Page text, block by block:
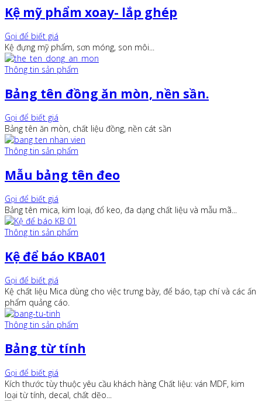
Kệ mỹ phẩm xoay- lắp ghép
Gọi để biết giá
Kệ đựng mỹ phẩm, sơn móng, son môi...
Thông tin sản phẩm
Bảng tên đồng ăn mòn, nền sần.
Gọi để biết giá
Bảng tên ăn mòn, chất liệu đồng, nền cát sần
Thông tin sản phẩm
Mẫu bảng tên đeo
Gọi để biết giá
Bảng tên mica, kim loại, đổ keo, đa dạng chất liệu và mẫu mã...
Thông tin sản phẩm
Kệ để báo KBA01
Gọi để biết giá
Kệ chất liệu Mica dùng cho việc trưng bày, để báo, tạp chí và các ấn
phẩm quảng cáo.
Thông tin sản phẩm
Bảng từ tính
Gọi để biết giá
Kích thước tùy thuộc yêu cầu khách hàng Chất liệu: ván MDF, kim
loại từ tính, decal, chất dẽo...